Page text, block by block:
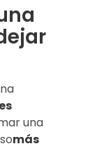
una
más